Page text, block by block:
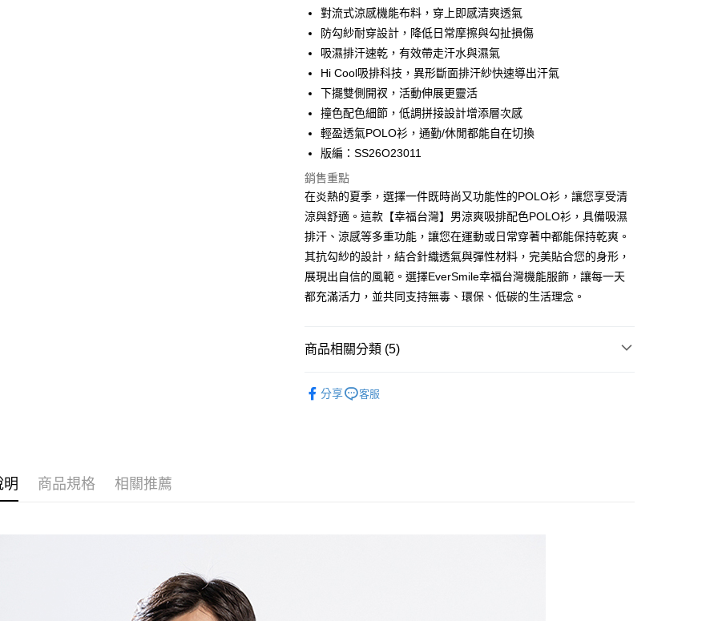
Apple Pay
悠遊付
Google Pay
ATM付款
貨到付款
運送方式
全家取貨付款
每筆NT$100，滿NT$699(含以上)免運費
付款後全家取貨
每筆NT$100，滿NT$699(含以上)免運費
每筆NT$100，滿NT$699(含以上)免運費
每筆NT$100，滿NT$699(含以上)免運費
對流式涼感機能布料，穿上即感清爽透氣
防勾紗耐穿設計，降低日常摩擦與勾扯損傷
吸濕排汗速乾，有效帶走汗水與濕氣
Hi Cool吸排科技，異形斷面排汗紗快速導出汗氣
下擺雙側開衩，活動伸展更靈活
撞色配色細節，低調拼接設計增添層次感
輕盈透氣POLO衫，通勤/休閒都能自在切換
版編：SS26O23011
銷售重點
在炎熱的夏季，選擇一件既時尚又功能性的POLO衫，讓您享受清
涼與舒適。這款【幸福台灣】男涼爽吸排配色POLO衫，具備吸濕
排汗、涼感等多重功能，讓您在運動或日常穿著中都能保持乾爽。
其抗勾紗的設計，結合針織透氣與彈性材料，完美貼合您的身形，
展現出自信的風範。選擇EverSmile幸福台灣機能服飾，讓每一天
都充滿活力，並共同支持無毒、環保、低碳的生活理念。
商品相關分類 (5)
分享 客服
明 商品規格 相關推薦